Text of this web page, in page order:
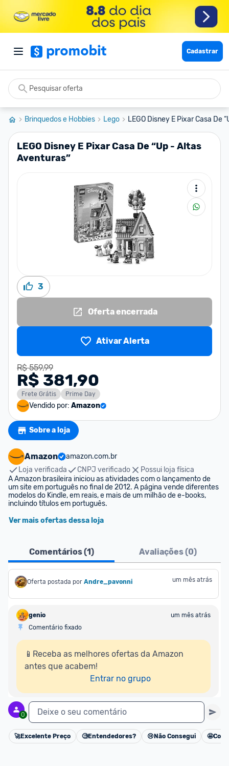
Cadastrar
Brinquedos e Hobbies Lego LEGO Disney E Pixar Casa De
LEGO Disney E Pixar Casa De “Up - Altas
Aventuras”
3
Oferta encerrada
Ativar Alerta
R$ 559,99
R$ 381,90
Frete Grátis Prime Day
Vendido por: Amazon
Sobre a loja
Amazon
amazon.com.br
Loja verificada
CNPJ verificado
Possui loja física
A Amazon brasileira iniciou as atividades com o lançamento de
um site em português no final de 2012. A página vende diferentes
modelos do Kindle, em reais, e mais de um milhão de e-books,
incluindo títulos em português.
Ver mais ofertas dessa loja
Comentários (1) Avaliações (0)
Oferta postada por Andre_pavonni um mês atrás
genio
um mês atrás
Comentário fixado
📱Receba as melhores ofertas da Amazon
antes que acabem!
Entrar no grupo
0 Deixe o seu comentário
Cancelar
🚀Excelente Preço 🧐Entendedores? 😢 Não Consegui 🤩